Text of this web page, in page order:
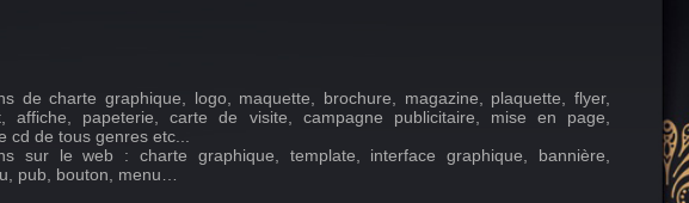
de charte graphique, logo, maquette, brochure, magazine, plaquette, flyer,
affiche, papeterie, carte de visite, campagne publicitaire, mise en page,
cd de tous genres etc...
sur le web : charte graphique, template, interface graphique, bannière,
pub, bouton, menu…